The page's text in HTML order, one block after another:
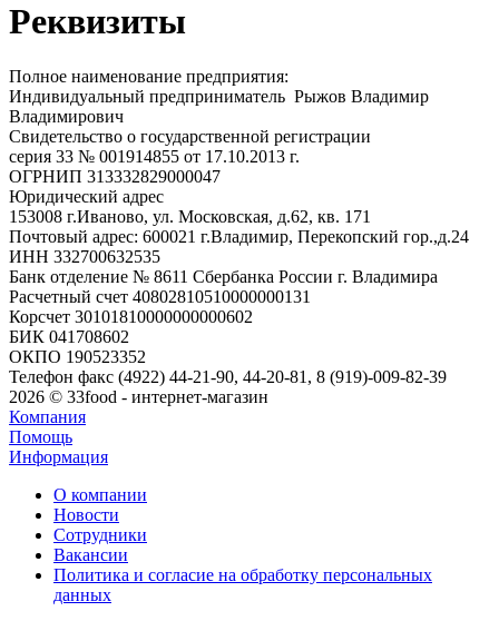
Реквизиты
Полное наименование предприятия:
Индивидуальный предприниматель Рыжов Владимир
Владимирович
Свидетельство о государственной регистрации
серия 33 № 001914855 от 17.10.2013 г.
ОГРНИП 313332829000047
Юридический адрес
153008 г.Иваново, ул. Московская, д.62, кв. 171
Почтовый адрес: 600021 г.Владимир, Перекопский гор.,д.24
ИНН 332700632535
Банк отделение № 8611 Сбербанка России г. Владимира
Расчетный счет 40802810510000000131
Корсчет 30101810000000000602
БИК 041708602
ОКПО 190523352
Телефон факс (4922) 44-21-90, 44-20-81, 8 (919)-009-82-39
2026 © 33food - интернет-магазин
Компания
Помощь
Информация
О компании
Новости
Сотрудники
Вакансии
Политика и согласие на обработку персональных
данных